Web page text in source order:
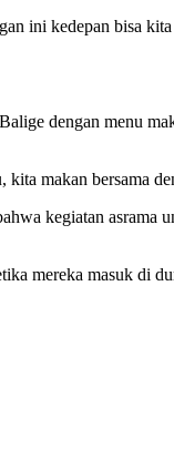
ini kedepan bisa
dengan menu
kita makan bersama
kegiatan asrama
mereka masuk di